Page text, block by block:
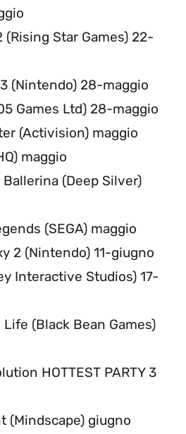
(Rising Star Games) 22-
(Nintendo) 28-maggio
Games Ltd) 28-maggio
(Activision) maggio
maggio
(Deep Silver)
(SEGA) maggio
2 (Nintendo) 11-giugno
Interactive Studios) 17-
Life (Black Bean Games)
HOTTEST PARTY 3
(Mindscape) giugno